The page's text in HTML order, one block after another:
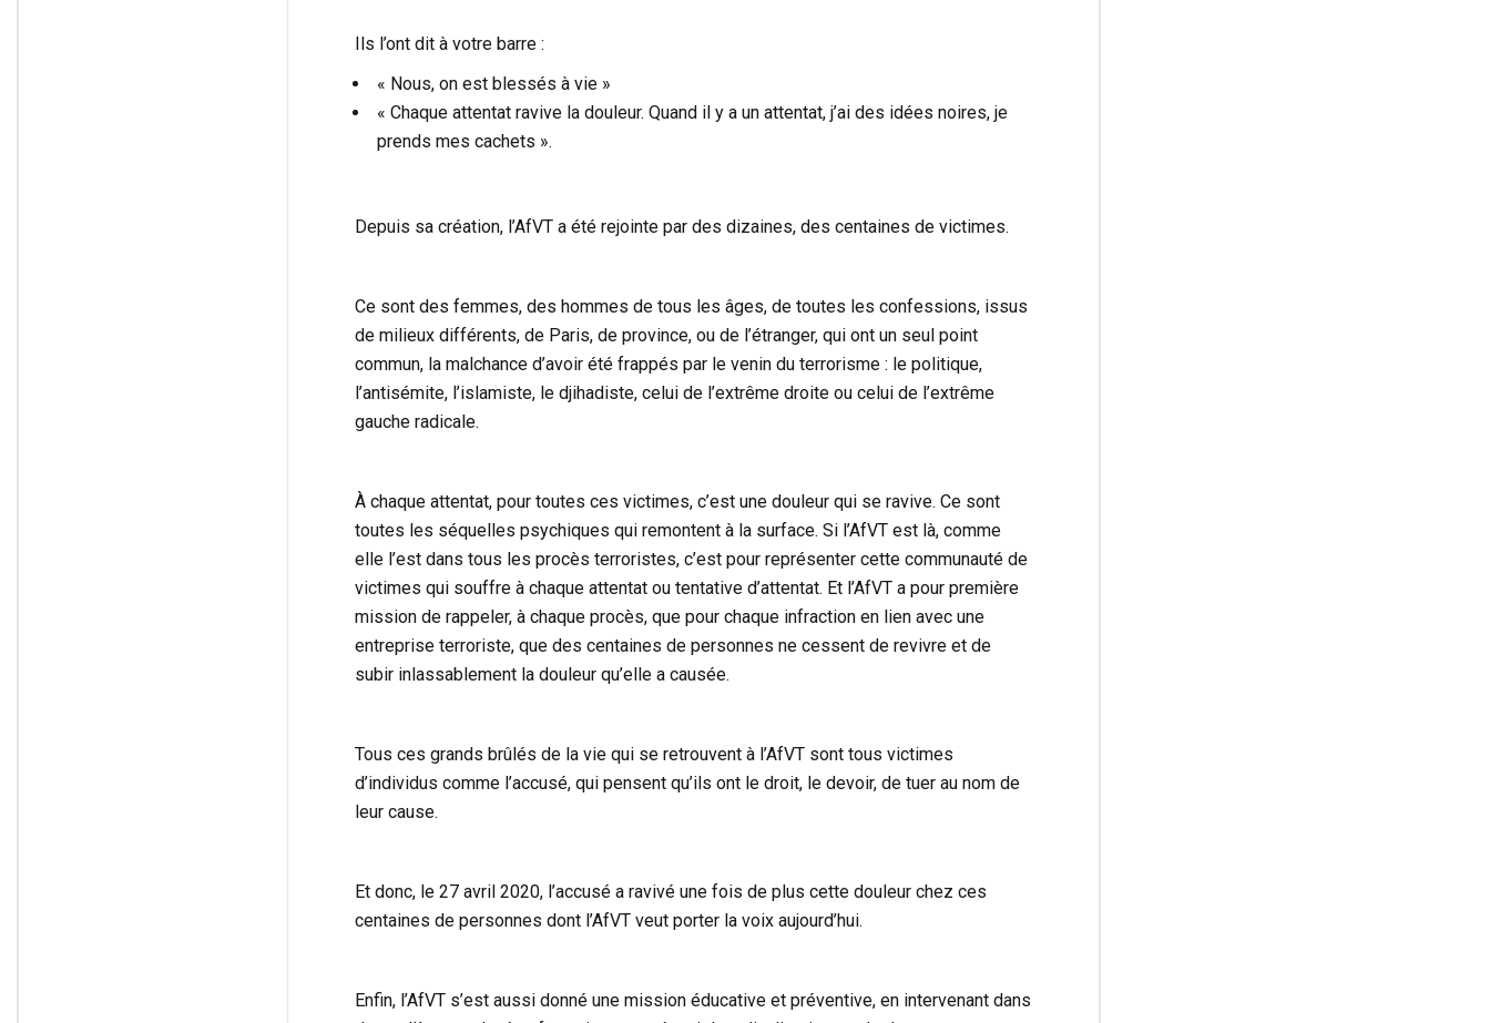
Ils l’ont dit à votre barre :
« Nous, on est blessés à vie »
« Chaque attentat ravive la douleur. Quand il y a un attentat, j’ai des idées noires, je
prends mes cachets ».
Depuis sa création, l’AfVT a été rejointe par des dizaines, des centaines de victimes.
Ce sont des femmes, des hommes de tous les âges, de toutes les confessions, issus
de milieux différents, de Paris, de province, ou de l’étranger, qui ont un seul point
commun, la malchance d’avoir été frappés par le venin du terrorisme : le politique,
l’antisémite, l’islamiste, le djihadiste, celui de l’extrême droite ou celui de l’extrême
gauche radicale.
À chaque attentat, pour toutes ces victimes, c’est une douleur qui se ravive. Ce sont
toutes les séquelles psychiques qui remontent à la surface. Si l’AfVT est là, comme
elle l’est dans tous les procès terroristes, c’est pour représenter cette communauté de
victimes qui souffre à chaque attentat ou tentative d’attentat. Et l’AfVT a pour première
mission de rappeler, à chaque procès, que pour chaque infraction en lien avec une
entreprise terroriste, que des centaines de personnes ne cessent de revivre et de
subir inlassablement la douleur qu’elle a causée.
Tous ces grands brûlés de la vie qui se retrouvent à l’AfVT sont tous victimes
d’individus comme l’accusé, qui pensent qu’ils ont le droit, le devoir, de tuer au nom de
leur cause.
Et donc, le 27 avril 2020, l’accusé a ravivé une fois de plus cette douleur chez ces
centaines de personnes dont l’AfVT veut porter la voix aujourd’hui.
Enfin, l’AfVT s’est aussi donné une mission éducative et préventive, en intervenant dans